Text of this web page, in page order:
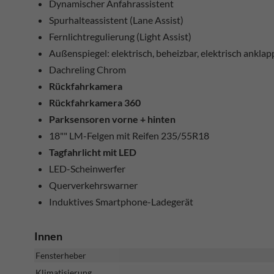
Dynamischer Anfahrassistent
Spurhalteassistent (Lane Assist)
Fernlichtregulierung (Light Assist)
Außenspiegel: elektrisch, beheizbar, elektrisch
Dachreling Chrom
Rückfahrkamera
Rückfahrkamera 360
Parksensoren vorne + hinten
18"" LM-Felgen mit Reifen 235/55R18
Tagfahrlicht mit LED
LED-Scheinwerfer
Querverkehrswarner
Induktives Smartphone-Ladegerät
Innen
Fensterheber